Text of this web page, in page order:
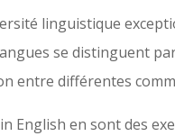
linguistique
se distinguent
entre différentes
English en sont des